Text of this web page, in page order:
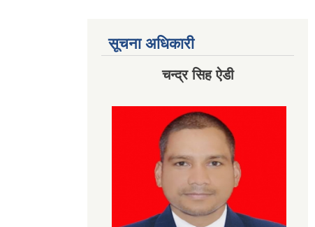
सूचना अधिकारी
चन्द्र सिह ऐडी